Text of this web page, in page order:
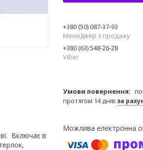
Включає в
+380 (50) 087-37-93
Менеджер з продажу
+380 (63) 548-26-28
Viber
протягом 14 днів за